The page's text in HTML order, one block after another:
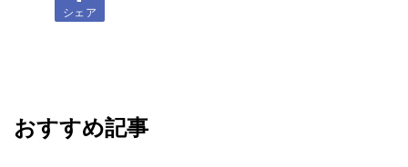
シェア
おすすめ記事